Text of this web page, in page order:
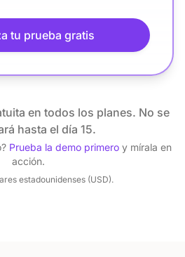
tu prueba gratis
en todos los planes. No se
hasta el día 15.
Prueba la demo primeroy mírala en
acción.
estadounidenses (USD).